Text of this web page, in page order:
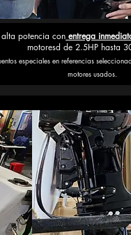
potencia con entrega
motoresd de 2.5HP hasta
especiales en referencias
motores usados.